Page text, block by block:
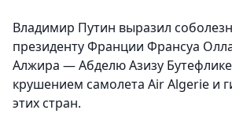
Владимир Путин выразил
президенту Франции Франсуа
Алжира — Абделю Азизу Бутефлике
крушением самолета Air Algerie и
этих стран.